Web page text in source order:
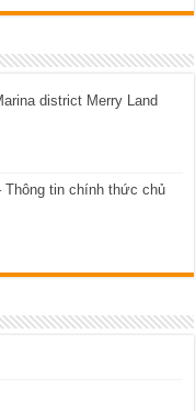
district Merry Land
tin chính thức chủ